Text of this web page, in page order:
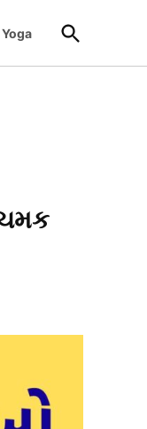
Yoga
Open
Search